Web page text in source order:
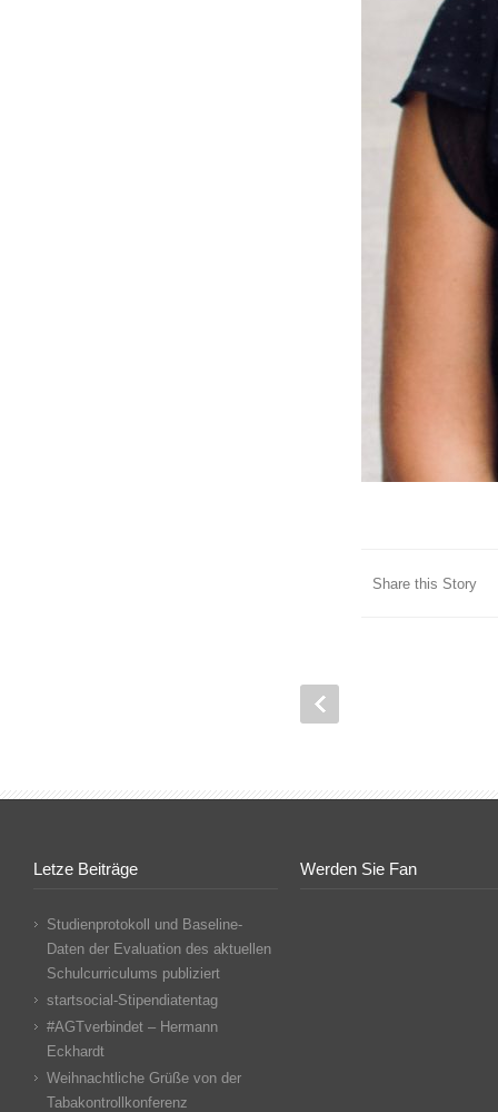
Share this Story
Letze Beiträge
Studienprotokoll und Baseline-
Daten der Evaluation des aktuellen
Schulcurriculums publiziert
startsocial-Stipendiatentag
#AGTverbindet – Hermann
Eckhardt
Weihnachtliche Grüße von der
Tabakontrollkonferenz
Werden Sie Fan